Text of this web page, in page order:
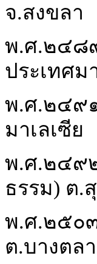
จ.สงขลา
พ.ศ.๒๔๘
ประเทศม
พ.ศ.๒๔๙
มาเลเซีย
พ.ศ.๒๔๙
ธรรม) ต.
พ.ศ.๒๕๐
ต.บางตล